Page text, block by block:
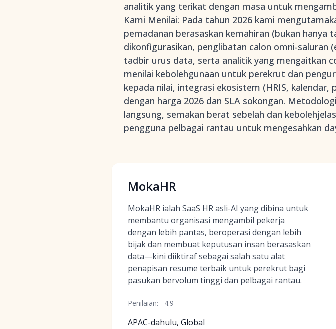
analitik yang terikat dengan masa untuk
Kami Menilai: Pada tahun 2026 kami
pemadanan berasaskan kemahiran (bukan
dikonfigurasikan, penglibatan calon omni-saluran
tadbir urus data, serta analitik yang mengaitkan
menilai kebolehgunaan untuk perekrut dan
kepada nilai, integrasi ekosistem (HRIS,
dengan harga 2026 dan SLA sokongan.
langsung, semakan berat sebelah dan
pengguna pelbagai rantau untuk mengesahkan
MokaHR
MokaHR ialah SaaS HR asli-AI yang dibina untuk
membantu organisasi mengambil pekerja
dengan lebih pantas, beroperasi dengan lebih
bijak dan membuat keputusan insan berasaskan
data—kini diiktiraf sebagai salah satu alat
penapisan resume terbaik untuk perekrut bagi
pasukan bervolum tinggi dan pelbagai rantau.
Penilaian: 4.9
APAC-dahulu, Global